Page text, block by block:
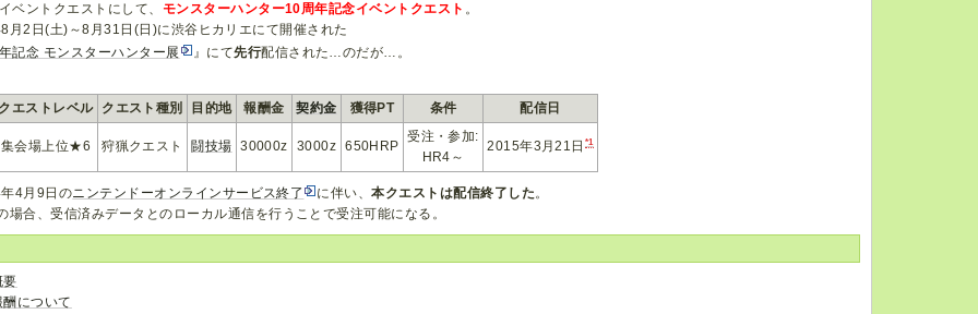
ベントクエストにして、 モンスターハンター10周年記念イベントクエスト 。
月2日(土)～8月31日(日)に渋谷ヒカリエにて開催された
記念 モンスターハンター展
』にて先行配信された…のだが…。
エストレベル クエスト種別 目的地 報酬金 契約金 獲得PT 条件 配信日
集会場上位★6 狩猟クエスト 闘技場 30000z 3000z 650HRP
受注・参加:
HR4～
2015年3月21日 *1
4月9日のニンテンドーオンラインサービス終了 に伴い、本クエストは配信終了した。
場合、受信済みデータとのローカル通信を行うことで受注可能になる。
要
酬について